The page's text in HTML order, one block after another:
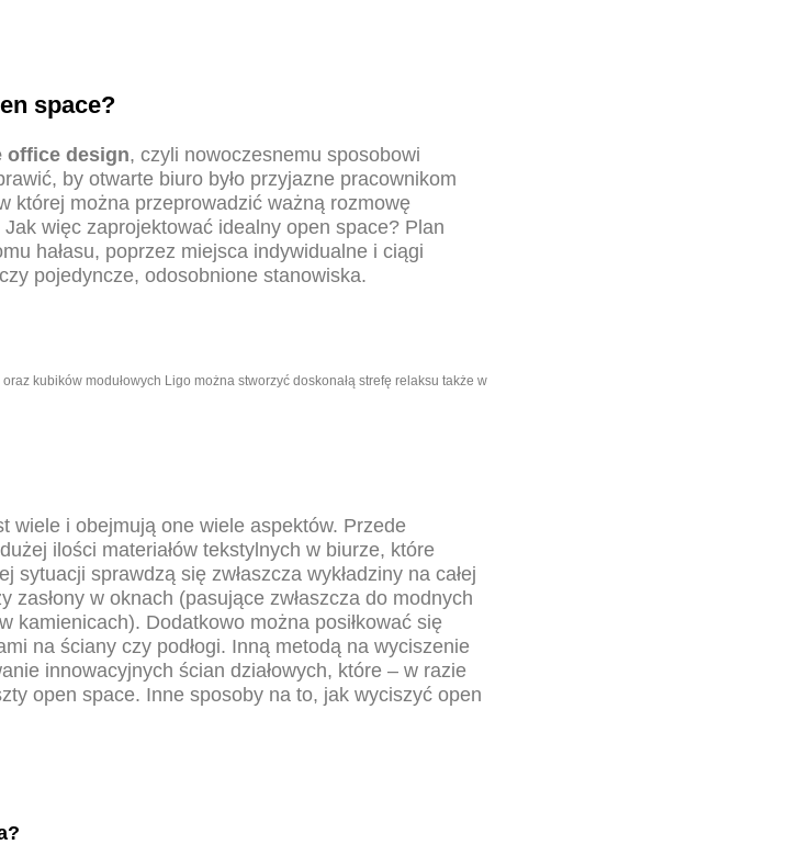
space?
office design, czyli nowoczesnemu sposobowi
by otwarte biuro było przyjazne pracownikom
której można przeprowadzić ważną rozmowę
więc zaprojektować idealny open space? Plan
hałasu, poprzez miejsca indywidualne i ciągi
pojedyncze, odosobnione stanowiska.
kubików modułowych Ligo można stworzyć doskonałą strefę relaksu także w
wiele i obejmują one wiele aspektów. Przede
ilości materiałów tekstylnych w biurze, które
sprawdzą się zwłaszcza wykładziny na całej
zasłony w oknach (pasujące zwłaszcza do modnych
kamienicach). Dodatkowo można posiłkować się
na ściany czy podłogi. Inną metodą na wyciszenie
innowacyjnych ścian działowych, które – w razie
open space. Inne sposoby na to, jak wyciszyć open